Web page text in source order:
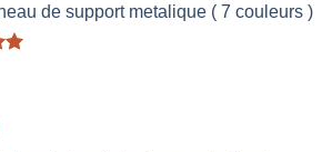
de support metalique ( 7 couleurs )